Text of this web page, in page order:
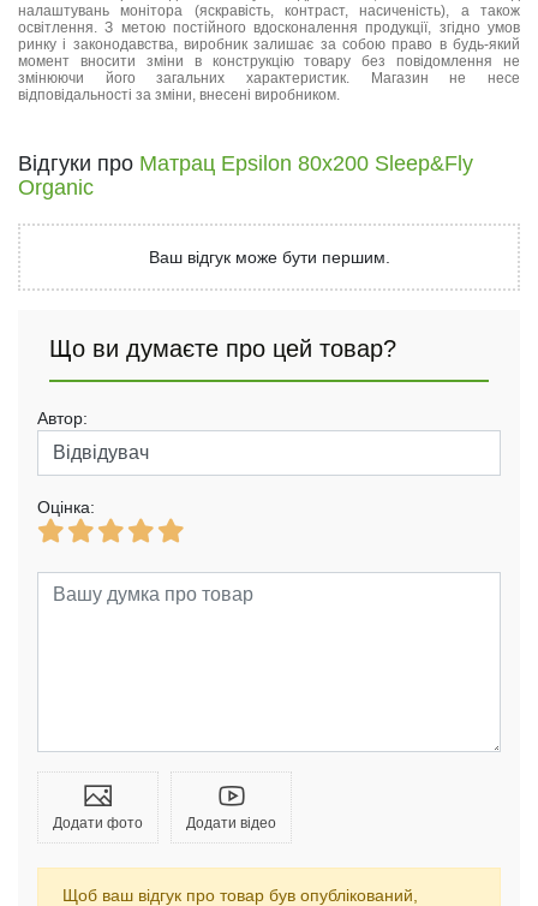
налаштувань монітора (яскравість, контраст, насиченість), а також
освітлення. З метою постійного вдосконалення продукції, згідно умов
ринку і законодавства, виробник залишає за собою право в будь-який
момент вносити зміни в конструкцію товару без повідомлення не
змінюючи його загальних характеристик. Магазин не несе
відповідальності за зміни, внесені виробником.
Відгуки про Матрац Epsilon 80x200 Sleep&Fly
Organic
Ваш відгук може бути першим.
Що ви думаєте про цей товар?
Автор:
Оцінка:
Додати фото Додати відео
Щоб ваш відгук про товар був опублікований,